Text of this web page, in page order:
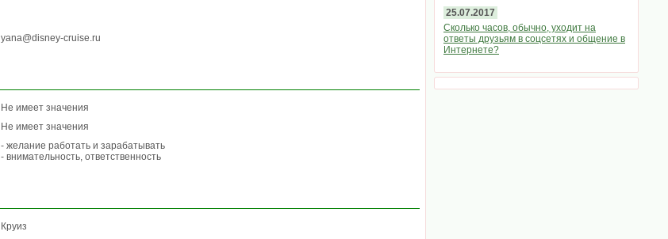
yana@disney-cruise.ru
Не имеет значения
Не имеет значения
- желание работать и зарабатывать
- внимательность, ответственность
Круиз
25.07.2017
Сколько часов, обычно, уходит на
ответы друзьям в соцсетях и общение в
Интернете?